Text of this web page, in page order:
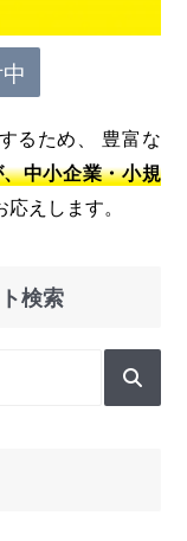
るため、 豊富な
中小企業・小規
応えします。
検索